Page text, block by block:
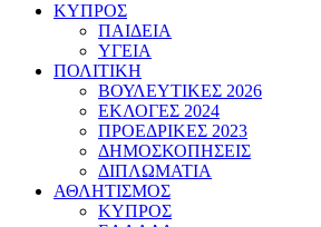
ΚΥΠΡΟΣ
ΠΑΙΔΕΙΑ
ΥΓΕΙΑ
ΠΟΛΙΤΙΚΗ
ΒΟΥΛΕΥΤΙΚΕΣ 2026
ΕΚΛΟΓΕΣ 2024
ΠΡΟΕΔΡΙΚΕΣ 2023
ΔΗΜΟΣΚΟΠΗΣΕΙΣ
ΔΙΠΛΩΜΑΤΙΑ
ΑΘΛΗΤΙΣΜΟΣ
ΚΥΠΡΟΣ